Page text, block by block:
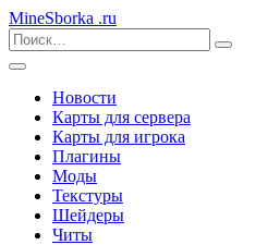
MineSborka .ru
Новости
Карты для сервера
Карты для игрока
Плагины
Моды
Текстуры
Шейдеры
Читы